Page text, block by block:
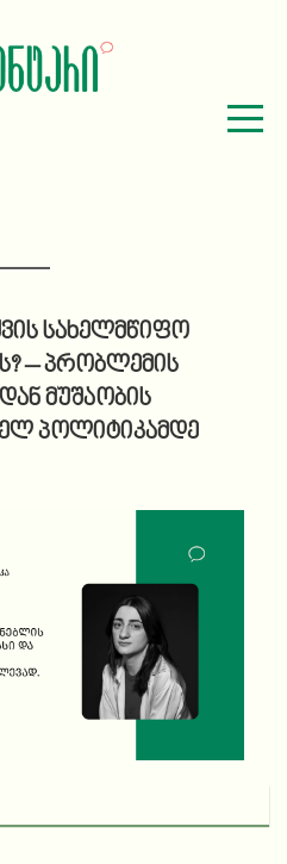
სახელმწიფო
– პრობლემის
მუშაობის
პოლიტიკამდე